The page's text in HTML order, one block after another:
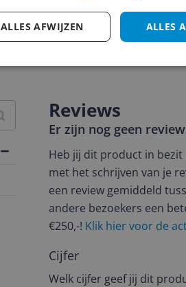
Reviews
Er zijn nog geen
Heb jij dit product in bezit
met het schrijven van je
een review gemiddeld
andere bezoekers een
€250,-! Klik hier voor de
Cijfer
Welk cijfer geef jij dit
ALLES
ALLES AFWIJZEN